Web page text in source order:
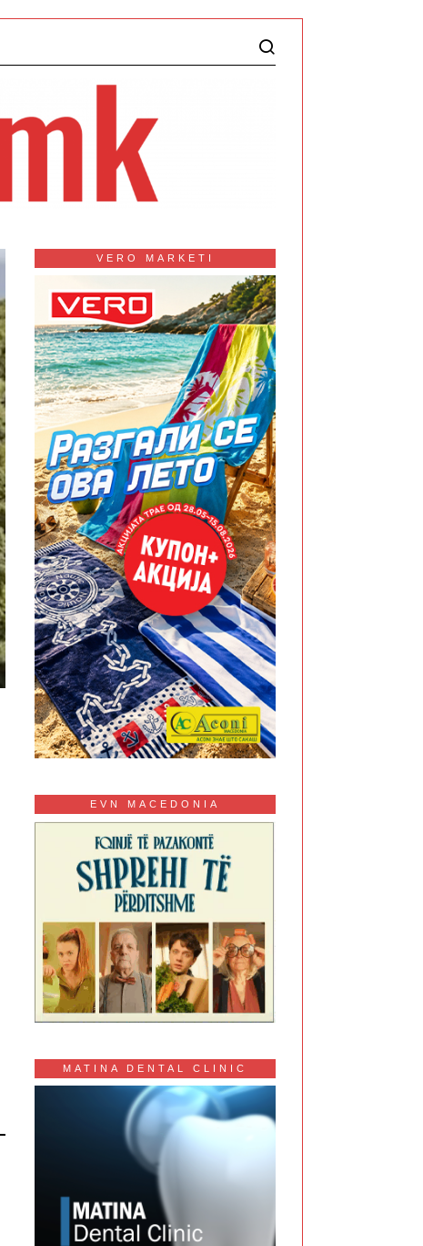
VERO MARKETI
EVN MACEDONIA
MATINA DENTAL CLINIC